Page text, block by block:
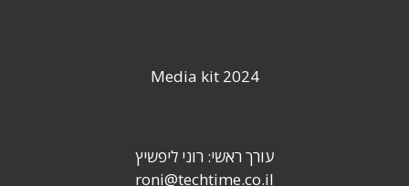
Media kit 2024
עורך ראשי: רוני ליפשיץ
roni@techtime.co.il